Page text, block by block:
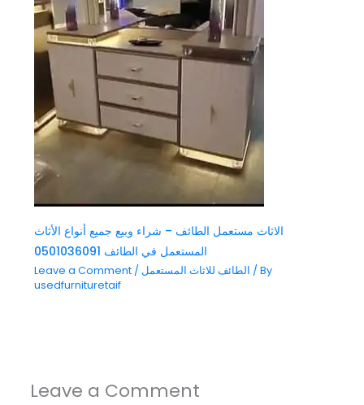
الاثاث مستعمل الطائف – شراء وبيع جميع أنواع الأثاث
المستعمل في الطائف 0501036091
Leave a Comment / الطائف للاثاث المستعمل / By
usedfurnituretaif
Leave a Comment